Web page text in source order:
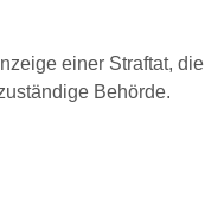
einer Straftat,
Behörde.